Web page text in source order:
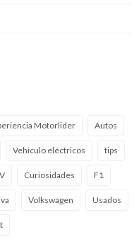
Motorlider Autos
Vehículo eléctricos tips
Curiosidades F1
Volkswagen Usados